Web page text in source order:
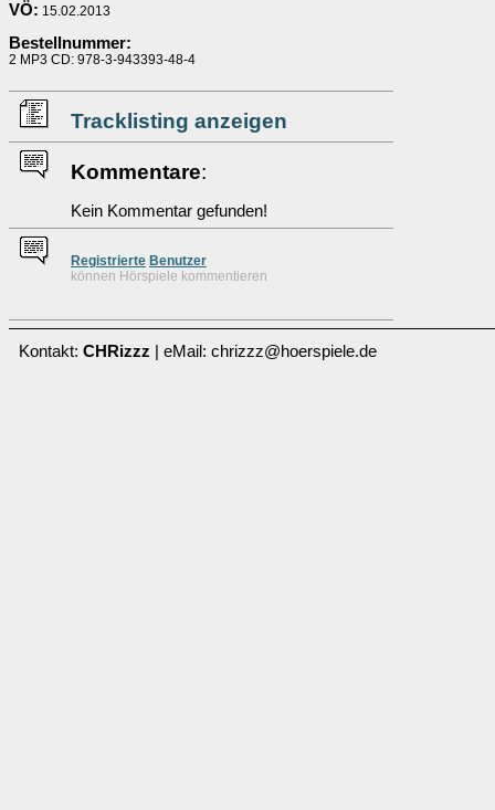
VÖ: 15.02.2013
Bestellnummer:
2 MP3 CD: 978-3-943393-48-4
Tracklisting anzeigen
Kommentare:
Kein Kommentar gefunden!
Registrierte Benutzer
können Hörspiele kommentieren
Kontakt: CHRizzz | eMail: chrizzz@hoerspiele.de